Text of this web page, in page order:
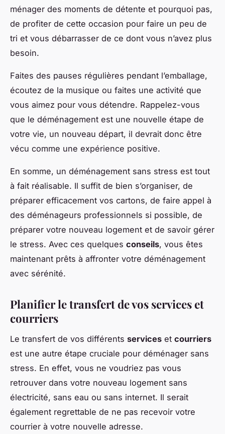
ménager des moments de détente et pourquoi pas,
de profiter de cette occasion pour faire un peu de
tri et vous débarrasser de ce dont vous n’avez plus
besoin.
Faites des pauses régulières pendant l’emballage,
écoutez de la musique ou faites une activité que
vous aimez pour vous détendre. Rappelez-vous
que le déménagement est une nouvelle étape de
votre vie, un nouveau départ, il devrait donc être
vécu comme une expérience positive.
En somme, un déménagement sans stress est tout
à fait réalisable. Il suffit de bien s’organiser, de
préparer efficacement vos cartons, de faire appel à
des déménageurs professionnels si possible, de
préparer votre nouveau logement et de savoir gérer
le stress. Avec ces quelques conseils, vous êtes
maintenant prêts à affronter votre déménagement
avec sérénité.
Planifier le transfert de vos services et
courriers
Le transfert de vos différents services et courriers
est une autre étape cruciale pour déménager sans
stress. En effet, vous ne voudriez pas vous
retrouver dans votre nouveau logement sans
électricité, sans eau ou sans internet. Il serait
également regrettable de ne pas recevoir votre
courrier à votre nouvelle adresse.